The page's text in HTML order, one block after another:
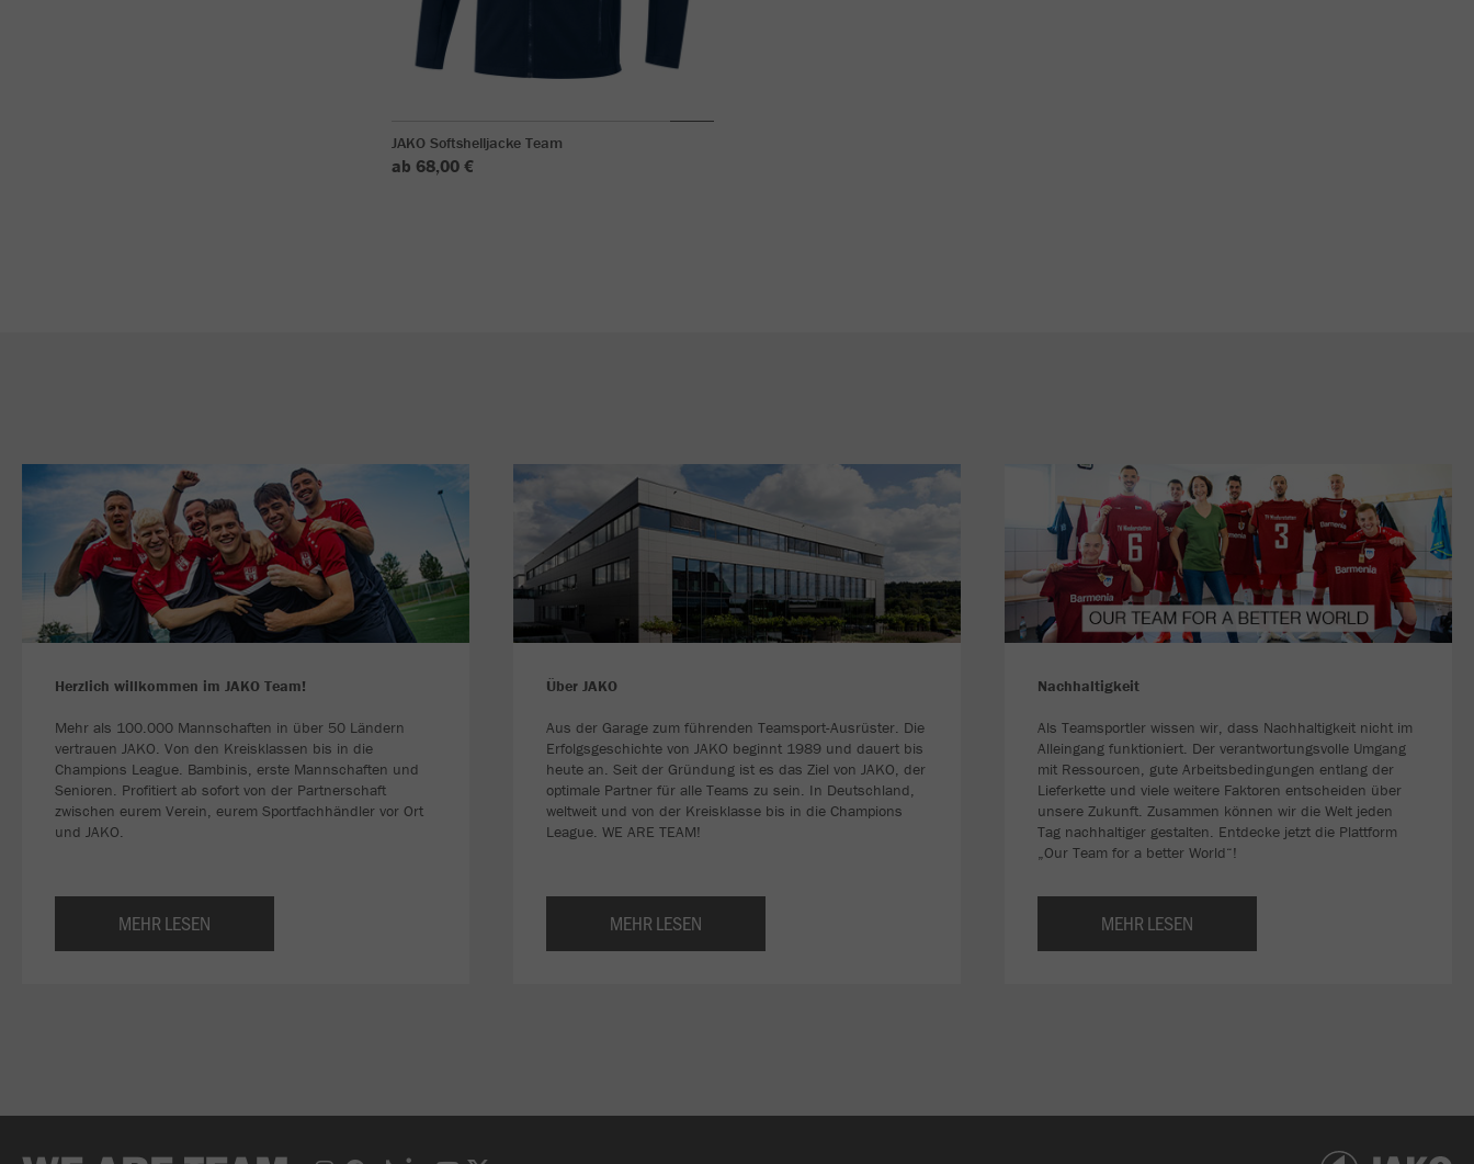
JAKO Softshelljacke Team
ab 68,00 €
Herzlich willkommen im JAKO Team!
Mehr als 100.000 Mannschaften in über 50 Ländern
vertrauen JAKO. Von den Kreisklassen bis in die
Champions League. Bambinis, erste Mannschaften und
Senioren. Profitiert ab sofort von der Partnerschaft
zwischen eurem Verein, eurem Sportfachhändler vor Ort
und JAKO.
MEHR LESEN
Über JAKO
Aus der Garage zum führenden Teamsport-Ausrüster. Die
Erfolgsgeschichte von JAKO beginnt 1989 und dauert bis
heute an. Seit der Gründung ist es das Ziel von JAKO, der
optimale Partner für alle Teams zu sein. In Deutschland,
weltweit und von der Kreisklasse bis in die Champions
League. WE ARE TEAM!
MEHR LESEN
Nachhaltigkeit
Als Teamsportler wissen wir, dass Nachhaltigkeit nicht im
Alleingang funktioniert. Der verantwortungsvolle Umgang
mit Ressourcen, gute Arbeitsbedingungen entlang der
Lieferkette und viele weitere Faktoren entscheiden über
unsere Zukunft. Zusammen können wir die Welt jeden
Tag nachhaltiger gestalten. Entdecke jetzt die Plattform
„Our Team for a better World“!
MEHR LESEN